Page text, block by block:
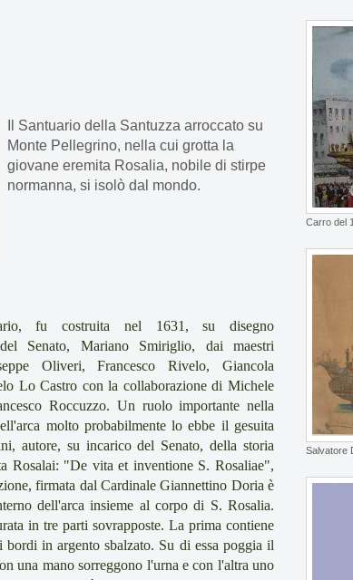
Il Santuario della Santuzza arroccato su
Monte Pellegrino, nella cui grotta la
giovane eremita Rosalia, nobile di stirpe
normanna, si isolò dal mondo.
fu costruita nel 1631, su disegno
Senato, Mariano Smiriglio, dai maestri
Oliveri, Francesco Rivelo, Giancola
Lo Castro con la collaborazione di Michele
Roccuzzo. Un ruolo importante nella
molto probabilmente lo ebbe il gesuita
autore, su incarico del Senato, della storia
Rosalai: "De vita et inventione S. Rosaliae",
firmata dal Cardinale Giannettino Doria è
dell'arca insieme al corpo di S. Rosalia.
in tre parti sovrapposte. La prima contiene
bordi in argento sbalzato. Su di essa poggia il
una mano sorreggono l'urna e con l'altra uno
Carro del
Salvatore